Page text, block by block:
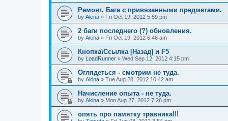
Ремонт. Бага с привязанными предметами.
by Akina » Fri Oct 19, 2012 5:59 pm
2 баги последнего (?) обновления.
by Akina » Fri Oct 19, 2012 6:46 am
Кнопка\Ссылка [Назад] и F5
by LoadRunner » Wed Sep 12, 2012 4:15 pm
Оглядеться - смотрим не туда.
by Akina » Tue Aug 28, 2012 10:42 am
Начисление опыта - не туда.
by Akina » Mon Aug 27, 2012 7:26 pm
опять про памятку травника!!!